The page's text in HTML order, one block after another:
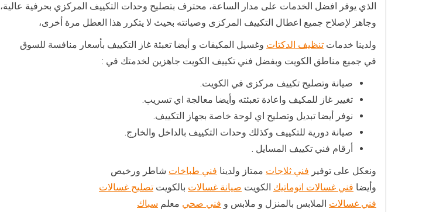
الذي يوفر افضل الخدمات على مدار الساعة، محترف بتصليح وحدات التكييف المركزي بحرفية عالية،
وجاهز لإصلاح جميع اعطال التكييف المركزى وصيانته بحيث لا يتكرر هذا العطل مرة أخرى،
ولدينا خدمات تنظيف الدكتات وغسيل المكيفات و أيضا تعبئة غاز التكييف بأسعار منافسة للسوق
في جميع مناطق الكويت وبفضل فني تكييف الكويت جاهزين لخدمتك في :
صيانة وتصليح تكييف مركزى في الكويت.
تغيير غاز للمكيف واعادة تعبئته وأيضا معالجة اي تسريب.
نوفر أيضا تبديل وتصليح اي لوحة خاصة بجهاز التكييف.
صيانة دورية للتكييف وكذلك وحدات التكييف بالداخل والخارج.
أرقام فني تكييف المسايل .
ونعكل على توفير فني ثلاجات ممتاز ولدينا فني طباخات شاطر ورخيص
وأيضا فني غسالات اتوماتيك الكويت صيانة غسالات بالكويت تصليح غسالات
فني غسالات الملابس بالمنزل و ملابس و فني صحي معلم سباك